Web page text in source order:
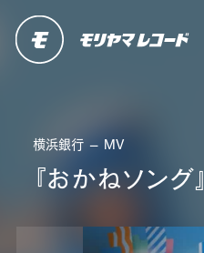
横浜銀行 — MV
『おかねソング』